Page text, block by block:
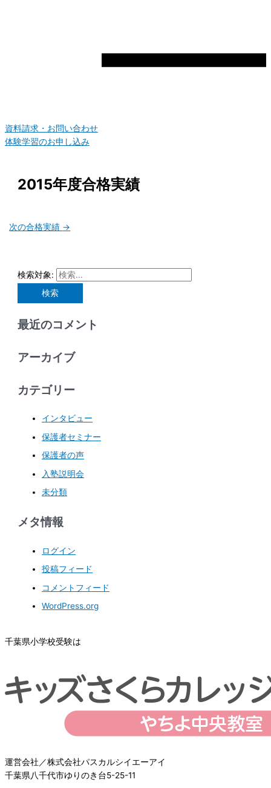
資料請求・お問い合わせ
体験学習のお申し込み
2015年度合格実績
次の合格実績 →
検索対象:
最近のコメント
アーカイブ
カテゴリー
インタビュー
保護者セミナー
保護者の声
入塾説明会
未分類
メタ情報
ログイン
投稿フィード
コメントフィード
WordPress.org
千葉県小学校受験は
運営会社／株式会社パスカルシイエーアイ
千葉県八千代市ゆりのき台5-25-11